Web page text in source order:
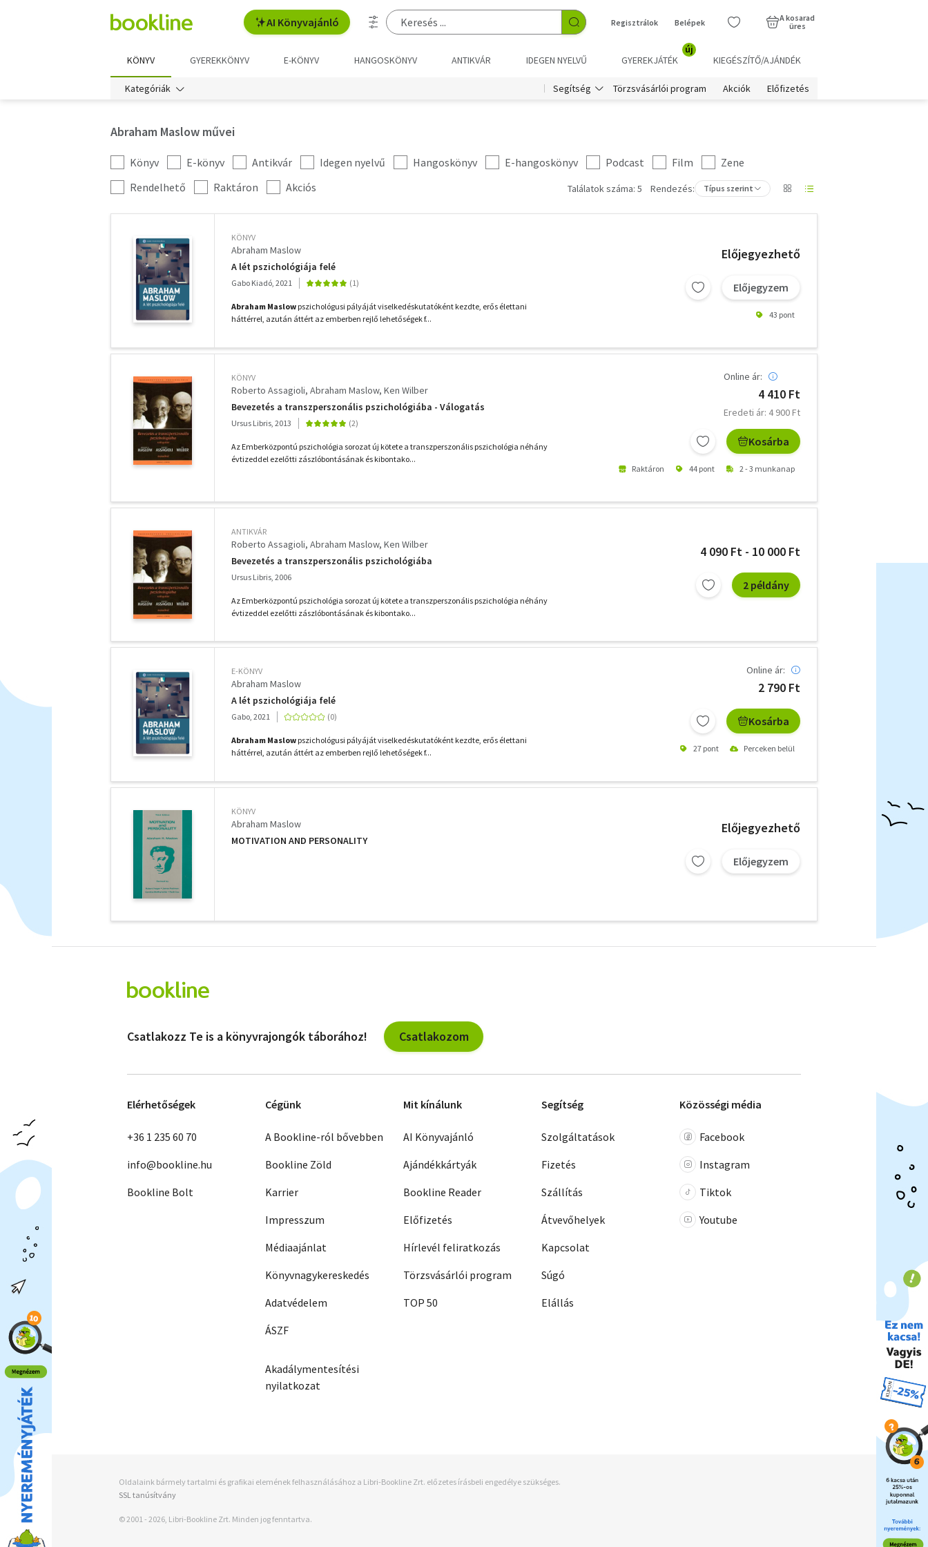
AI Könyvajánló Regisztrálok Belépek
A kosarad
üres
KÖNYV GYEREKKÖNYV E-KÖNYV HANGOSKÖNYV ANTIKVÁR IDEGEN NYELVŰ GYEREKJÁTÉK
új
KIEGÉSZÍTŐ/AJÁNDÉK
Kategóriák Segítség Törzsvásárlói program Akciók Előfizetés
Abraham Maslow művei
Kategória
szűrés
Könyv E-könyv Antikvár Idegen nyelvű Hangoskönyv E-hangoskönyv Podcast Film
Zene
További
szűrők
Rendelhető Raktáron Akciós Találatok száma: 5 Rendezés: Típus szerint
KÖNYV
Abraham Maslow
A lét pszichológiája felé
Gabo Kiadó, 2021
Abraham Maslow pszichológusi pályáját viselkedéskutatóként kezdte, erős élettani
háttérrel, azután áttért az emberben rejlő lehetőségek f...
Előjegyezhető
Előjegyzem
43 pont
KÖNYV
Roberto Assagioli Abraham Maslow Ken Wilber
Bevezetés a transzperszonális pszichológiába - Válogatás
Ursus Libris, 2013
Az Emberközpontú pszichológia sorozat új kötete a transzperszonális pszichológia néhány
évtizeddel ezelőtti zászlóbontásának és kibontako...
Online ár:
4 410 Ft
Eredeti ár: 4 900 Ft
Kosárba
Raktáron 44 pont 2 - 3 munkanap
ANTIKVÁR
Roberto Assagioli Abraham Maslow Ken Wilber
Bevezetés a transzperszonális pszichológiába
Ursus Libris, 2006
Az Emberközpontú pszichológia sorozat új kötete a transzperszonális pszichológia néhány
évtizeddel ezelőtti zászlóbontásának és kibontako...
4 090 Ft - 10 000 Ft
2 példány
E-KÖNYV
Abraham Maslow
A lét pszichológiája felé
Gabo, 2021
Abraham Maslow pszichológusi pályáját viselkedéskutatóként kezdte, erős élettani
háttérrel, azután áttért az emberben rejlő lehetőségek f...
Online ár:
2 790 Ft
Kosárba
27 pont Perceken belül
KÖNYV
Abraham Maslow
MOTIVATION AND PERSONALITY
Előjegyezhető
Előjegyzem
szűrők
Csatlakozz Te is a könyvrajongók táborához! Csatlakozom
Elérhetőségek
+36 1 235 60 70
info@bookline.hu
Bookline Bolt
Cégünk
A Bookline-ról bővebben
Bookline Zöld
Karrier
Impresszum
Médiaajánlat
Könyvnagykereskedés
Adatvédelem
ÁSZF
Akadálymentesítési
nyilatkozat
Mit kínálunk
AI Könyvajánló
Ajándékkártyák
Bookline Reader
Előfizetés
Hírlevél feliratkozás
Törzsvásárlói program
TOP 50
Segítség
Szolgáltatások
Fizetés
Szállítás
Átvevőhelyek
Kapcsolat
Súgó
Elállás
Közösségi média
Facebook
Instagram
Tiktok
Youtube
Oldalaink bármely tartalmi és grafikai elemének felhasználásához a Libri-Bookline Zrt. előzetes írásbeli engedélye szükséges.
SSL tanúsítvány
© 2001 - 2026, Libri-Bookline Zrt. Minden jog fenntartva.